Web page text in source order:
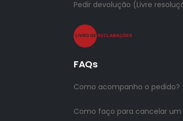
Pedir devolução (Livre
FAQs
Como acompanho o pedido?
Como faço para cancelar um